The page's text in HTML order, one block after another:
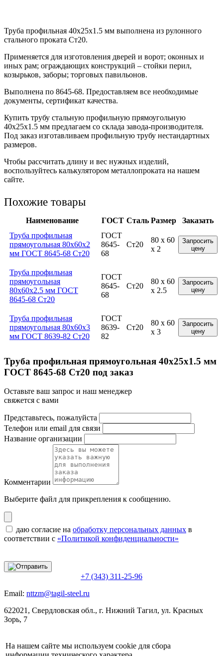
Труба профильная 40х25х1.5 мм выполнена из рулонного
стального проката Ст20.
Применяется для изготовления дверей и ворот; оконных и
иных рам; ограждающих конструкций – стойки перил,
козырьков, заборы; торговых павильонов.
Выполнена по 8645-68. Предоставляем все необходимые
документы, сертификат качества.
Купить трубу стальную профильную прямоугольную
40х25х1.5 мм предлагаем со склада завода-производителя.
Под заказ изготавливаем профильную трубу нестандартных
размеров.
Чтобы рассчитать длину и вес нужных изделий,
воспользуйтесь калькулятором металлопроката на нашем
сайте.
Похожие товары
Наименование ГОСТ Сталь Размер
Заказать
Труба профильная
прямоугольная 80x60x2
мм ГОСТ 8645-68 Ст20
ГОСТ
8645-
68
Ст20
80 x 60
x 2
Запросить
цену
Труба профильная
прямоугольная
80x60x2.5 мм ГОСТ
8645-68 Ст20
ГОСТ
8645-
68
Ст20
80 x 60
x 2.5
Запросить
цену
Труба профильная
прямоугольная 80x60x3
мм ГОСТ 8639-82 Ст20
ГОСТ
8639-
82
Ст20
80 x 60
x 3
Запросить
цену
Труба профильная прямоугольная 40x25x1.5 мм
ГОСТ 8645-68 Ст20 под заказ
Оставьте ваш запрос и наш менеджер
свяжется с вами
Представьтесь, пожалуйста
Телефон или email для связи
Название организации
Комментарии
Выберите файл для прикрепления к сообщению.
даю согласие на обработку персональных данных в
соответствии с «Политикой конфиденциальности»
+7 (343) 311-25-96
Email: nttzm@tagil-steel.ru
622021, Свердловская обл., г. Нижний Тагил, ул. Красных
Зорь, 7
На нашем сайте мы используем cookie для сбора